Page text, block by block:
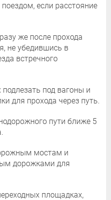
если расстояние
же после прохода
не убедившись в
встречного
под вагоны и
для прохода через путь.
пути ближе 5
мостам и
дорожками для
площадках,